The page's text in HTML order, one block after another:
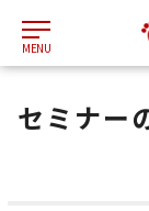
MENU
セミナー